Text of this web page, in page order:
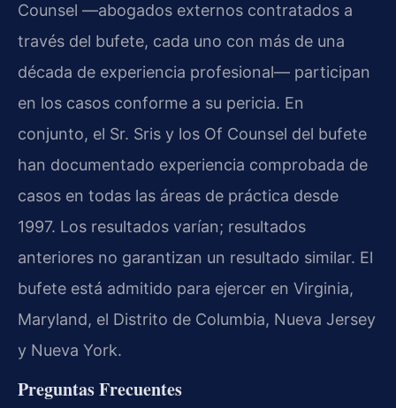
Counsel —abogados externos contratados a
través del bufete, cada uno con más de una
década de experiencia profesional— participan
en los casos conforme a su pericia. En
conjunto, el Sr. Sris y los Of Counsel del bufete
han documentado experiencia comprobada de
casos en todas las áreas de práctica desde
1997. Los resultados varían; resultados
anteriores no garantizan un resultado similar. El
bufete está admitido para ejercer en Virginia,
Maryland, el Distrito de Columbia, Nueva Jersey
y Nueva York.
Preguntas Frecuentes